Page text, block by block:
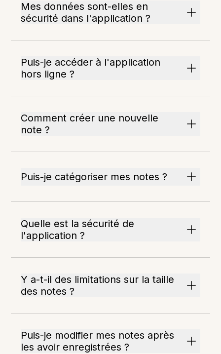
Mes données sont-elles en
sécurité dans l'application ?
Puis-je accéder à l'application
hors ligne ?
Comment créer une nouvelle
note ?
Puis-je catégoriser mes notes ?
Quelle est la sécurité de
l'application ?
Y a-t-il des limitations sur la taille
des notes ?
Puis-je modifier mes notes après
les avoir enregistrées ?